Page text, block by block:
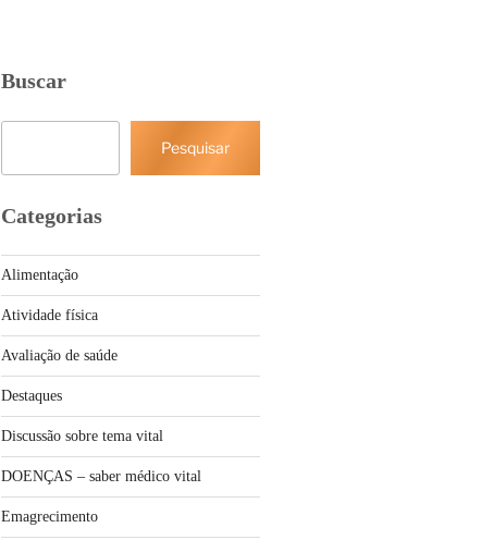
Buscar
Pesquisar
Categorias
Alimentação
Atividade física
Avaliação de saúde
Destaques
Discussão sobre tema vital
DOENÇAS – saber médico vital
Emagrecimento